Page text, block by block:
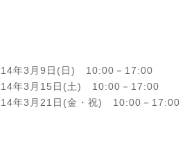
年3月9日(日) 10:00－17:00
年3月15日(土) 10:00－17:00
年3月21日(金・祝) 10:00－17:00